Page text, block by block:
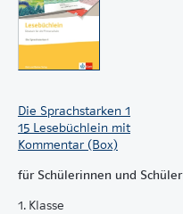
Die Sprachstarken 1
15 Lesebüchlein mit
Kommentar (Box)
für Schülerinnen und Schüler
1. Klasse